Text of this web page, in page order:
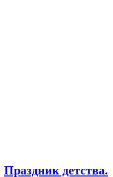
Праздник детства.